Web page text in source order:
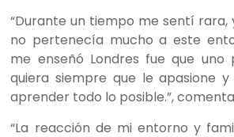
“Durante un tiempo me sentí rara,
no pertenecía mucho a este
me enseñó Londres fue que uno
quiera siempre que le apasione
aprender todo lo posible.”,
“La reacción de mi entorno y